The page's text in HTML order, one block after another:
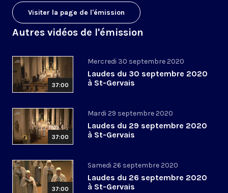
Visiter la page de l'émission
Autres vidéos de l'émission
37:00
Mercredi 30 septembre 2020
Laudes du 30 septembre 2020
à St-Gervais
37:00
Mardi 29 septembre 2020
Laudes du 29 septembre 2020
à St-Gervais
37:00
Samedi 26 septembre 2020
Laudes du 26 septembre 2020
à St-Gervais